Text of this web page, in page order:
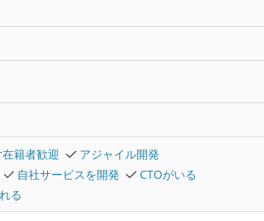
籍者歓迎
アジャイル開発
自社サービスを開発
CTOがいる
る